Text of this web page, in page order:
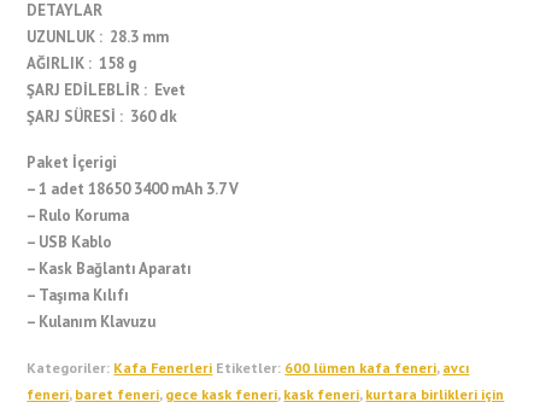
DETAYLAR
UZUNLUK : 28.3 mm
AĞIRLIK : 158 g
ŞARJ EDİLEBLİR : Evet
ŞARJ SÜRESİ : 360 dk
Paket İçerigi
– 1 adet 18650 3400 mAh 3.7 V
– Rulo Koruma
– USB Kablo
– Kask Bağlantı Aparatı
– Taşıma Kılıfı
– Kulanım Klavuzu
Kategoriler: Kafa Fenerleri Etiketler: 600 lümen kafa feneri, avcı
feneri, baret feneri, gece kask feneri, kask feneri, kurtara birlikleri için